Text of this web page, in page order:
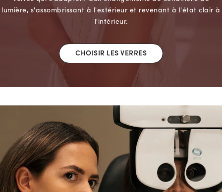
lumière, s'assombrissant à l'extérieur et revenant à l'état clair à
l'intérieur.
CHOISIR LES VERRES